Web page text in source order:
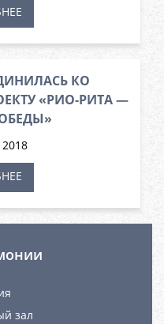
КО
«РИО-РИТА —
зал